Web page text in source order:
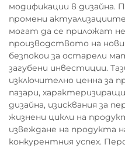
модификации в дизайна.
промени
могат да се приложат
производството на
безпокои за остарели
загубени инвестиции.
изключително ценна за
пазари,
дизайна, изисквания за
жизнени цикли на
извеждане на продукта
конкурентния успех.